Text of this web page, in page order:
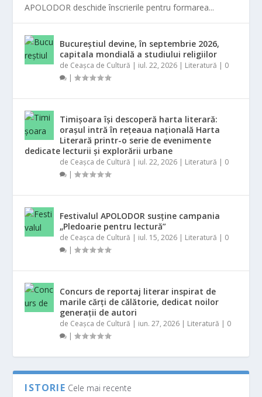
APOLODOR deschide înscrierile pentru formarea...
Bucureștiul devine, în septembrie 2026,
capitala mondială a studiului religiilor
de Ceașca de Cultură | iul. 22, 2026 | Literatură | 0
|
Timișoara își descoperă harta literară:
orașul intră în rețeaua națională Harta
Literară printr-o serie de evenimente
dedicate lecturii și explorării urbane
de Ceașca de Cultură | iul. 22, 2026 | Literatură | 0
|
Festivalul APOLODOR susține campania
„Pledoarie pentru lectură”
de Ceașca de Cultură | iul. 15, 2026 | Literatură | 0
|
Concurs de reportaj literar inspirat de
marile cărți de călătorie, dedicat noilor
generații de autori
de Ceașca de Cultură | iun. 27, 2026 | Literatură | 0
|
ISTORIE Cele mai recente